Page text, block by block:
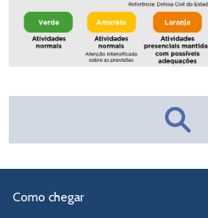
Como chegar